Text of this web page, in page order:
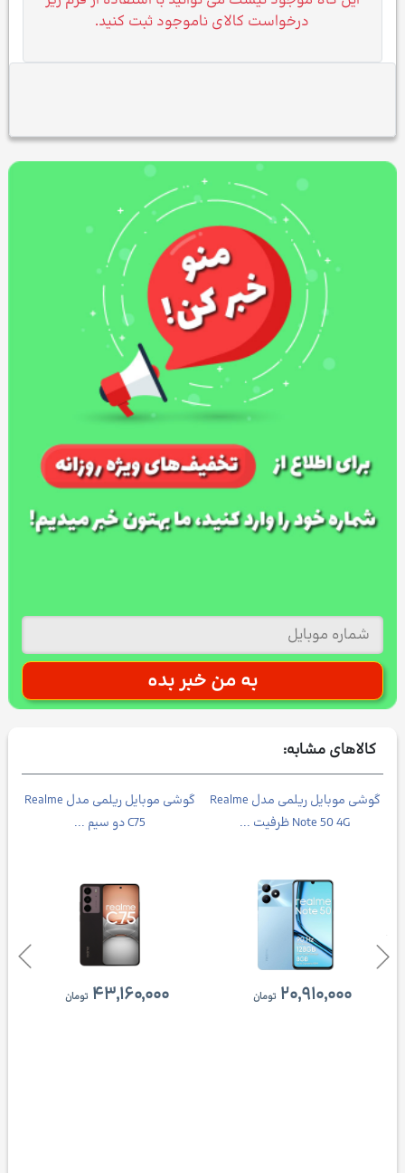
درخواست کالای ناموجود ثبت کنید.
کالاهای مشابه:
گوشی موبایل ریلمی مدل Realme
C75 دو سیم ...
۴۳,۱۶۰,۰۰۰ تومان
گوشی موبایل ریلمی مدل Realme
Note 50 4G ظرفیت ...
۲۰,۹۱۰,۰۰۰ تومان